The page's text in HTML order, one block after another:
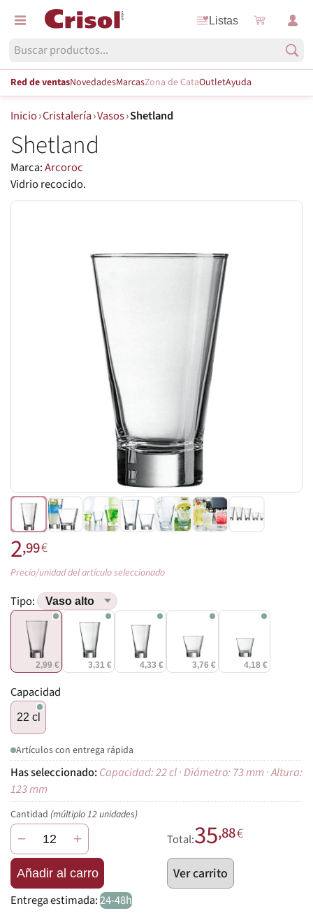
Listas
Red de ventasNovedadesMarcasZona de CataOutletAyuda
Inicio›Cristalería›Vasos›Shetland
Shetland
Marca:Arcoroc
Vidrio recocido.
2,99€
Precio/unidad del artículo seleccionado
Tipo:
2,99 € 3,31 € 4,33 € 3,76 € 4,18 €
Capacidad
22 cl
Artículos con entrega rápida
Capacidad: 22 cl · Diámetro: 73 mm · Altura:
123 mm
Cantidad (múltiplo 12 unidades)
− +
Añadir al carro
Total:35,88€
Ver carrito
Entrega estimada:24-48h